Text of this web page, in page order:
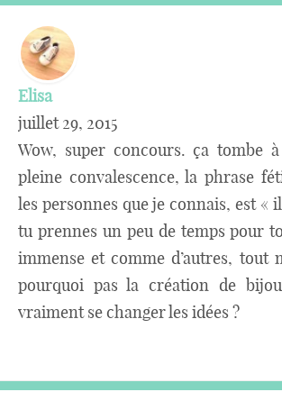
Elisa
juillet 29, 2015
Wow, super concours. ça tombe
pleine convalescence, la phrase
les personnes que je connais, est «
tu prennes un peu de temps pour
immense et comme d’autres, tout
pourquoi pas la création de
vraiment se changer les idées ?